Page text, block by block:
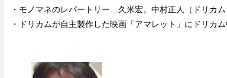
・モノマネのレパートリー…久米宏。中村正人（ドリカム
・ドリカムが自主製作した映画「アマレット」にドリカ